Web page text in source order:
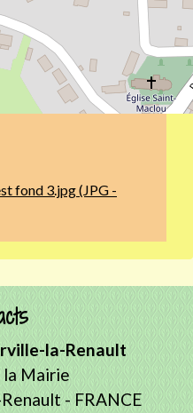
fond 3.jpg (JPG -
la-Renault
la Mairie
- FRANCE